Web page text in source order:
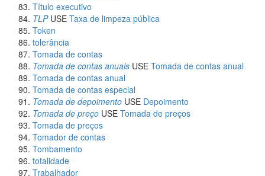
Título executivo
TLPUSE Taxa de limpeza pública
Token
tolerância
Tomada de contas
Tomada de contas anuais USE Tomada de contas anual
Tomada de contas anual
Tomada de contas especial
Tomada de depoimento USE Depoimento
Tomada de preço USE Tomada de preços
Tomada de preços
Tomador de contas
Tombamento
totalidade
Trabalhador